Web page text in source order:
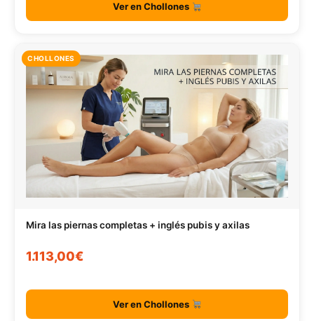
Ver en Chollones
CHOLLONES
Mira las piernas completas + inglés pubis y axilas
1.113,00€
Ver en Chollones